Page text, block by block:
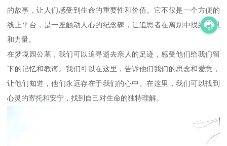
的故事，让人们感受到生命的重要性和价值。它不仅是一个方便的
线上平台，是一座触动人心的纪念碑，让追思者在离别中找到安慰
和力量。
在梦境园公墓，我们可以追寻逝去亲人的足迹，感受他们给我们留
下的记忆和教诲。我们可以在这里，告诉他们我们的思念和爱意，
让他们知道，他们永远存在于我们的心中。在这里，我们可以找到
心灵的寄托和安宁，找到自己对生命的独特理解。